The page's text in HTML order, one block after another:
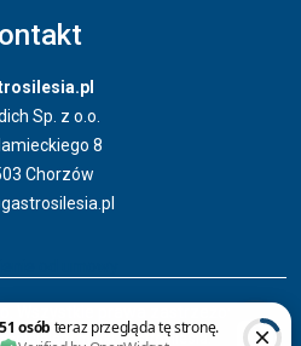
Sp. z o.o.
8
Chorzów
Wszystkie prawa zastrzeżone.
marki Gastrosilesia.